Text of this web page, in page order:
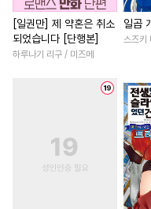
#유혹 #학원/캠퍼스
#개아가공 #
다정공
동정수
오해/착각
만화단편
원나잇
츤데레공
첫사랑
#
[일권만] 제 약혼은 취소
되었습니다 [단행본]
하루나기 리구 / 미즈메
일곱
스즈키